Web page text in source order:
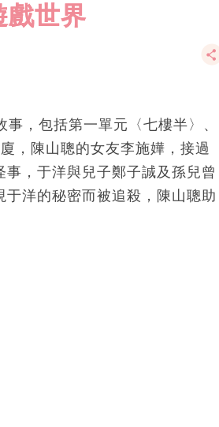
戲世界
，包括第一單元〈七樓半〉、
，陳山聰的女友李施嬅，接過
，于洋與兒子鄭子誠及孫兒曾
洋的秘密而被追殺，陳山聰助